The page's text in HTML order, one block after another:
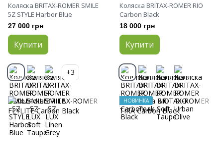
Коляска BRITAX-ROMER SMILE
5Z STYLE Harbor Blue
27 000 грн
Купити
+3
Коляска BRITAX-ROMER RIO
Carbon Black
18 000 грн
Купити
НОВИНКА